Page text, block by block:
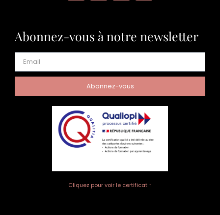
Abonnez-vous à notre newsletter
Abonnez-vous
Cliquez pour voir le certificat ↑